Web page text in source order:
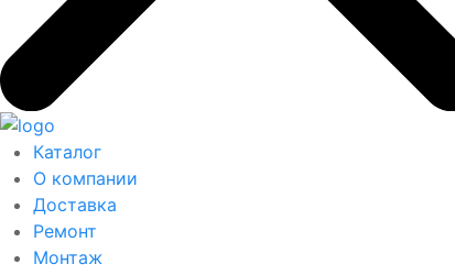
Каталог
О компании
Доставка
Ремонт
Монтаж